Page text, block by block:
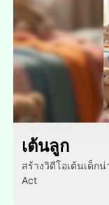
เต้นลูก
สร้างวิดีโอเต้นเด็ก
Act